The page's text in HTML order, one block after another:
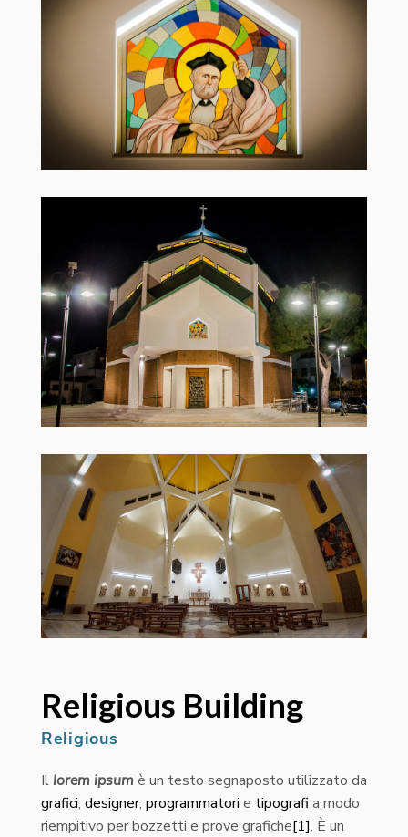
Religious Building
Religious
Il lorem ipsumè un testo segnaposto utilizzato da
grafici, designer, programmatori e tipografi a modo
riempitivo per bozzetti e prove grafiche[1]. È un